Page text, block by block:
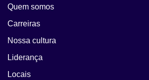
Quem somos
Carreiras
Nossa cultura
Liderança
Locais